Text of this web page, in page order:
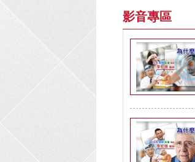
影音專區